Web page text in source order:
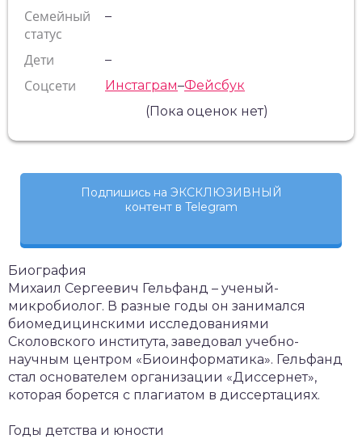
Семейный
статус
–
Дети –
Соцсети Инстаграм–Фейсбук
(Пока оценок нет)
Подпишись на ЭКСКЛЮЗИВНЫЙ
контент в Telegram
Биография
Михаил Сергеевич Гельфанд – ученый-
микробиолог. В разные годы он занимался
биомедицинскими исследованиями
Сколовского института, заведовал учебно-
научным центром «Биоинформатика». Гельфанд
стал основателем организации «Диссернет»,
которая борется с плагиатом в диссертациях.
Годы детства и юности